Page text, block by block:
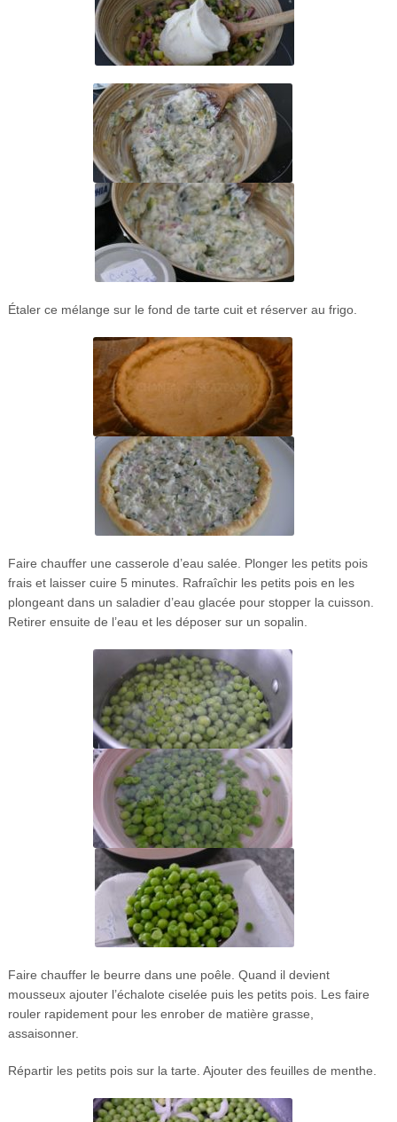
Étaler ce mélange sur le fond de tarte cuit et réserver au frigo.
Faire chauffer une casserole d’eau salée. Plonger les petits pois
frais et laisser cuire 5 minutes. Rafraîchir les petits pois en les
plongeant dans un saladier d’eau glacée pour stopper la cuisson.
Retirer ensuite de l’eau et les déposer sur un sopalin.
Faire chauffer le beurre dans une poêle. Quand il devient
mousseux ajouter l’échalote ciselée puis les petits pois. Les faire
rouler rapidement pour les enrober de matière grasse,
assaisonner.
Répartir les petits pois sur la tarte. Ajouter des feuilles de menthe.